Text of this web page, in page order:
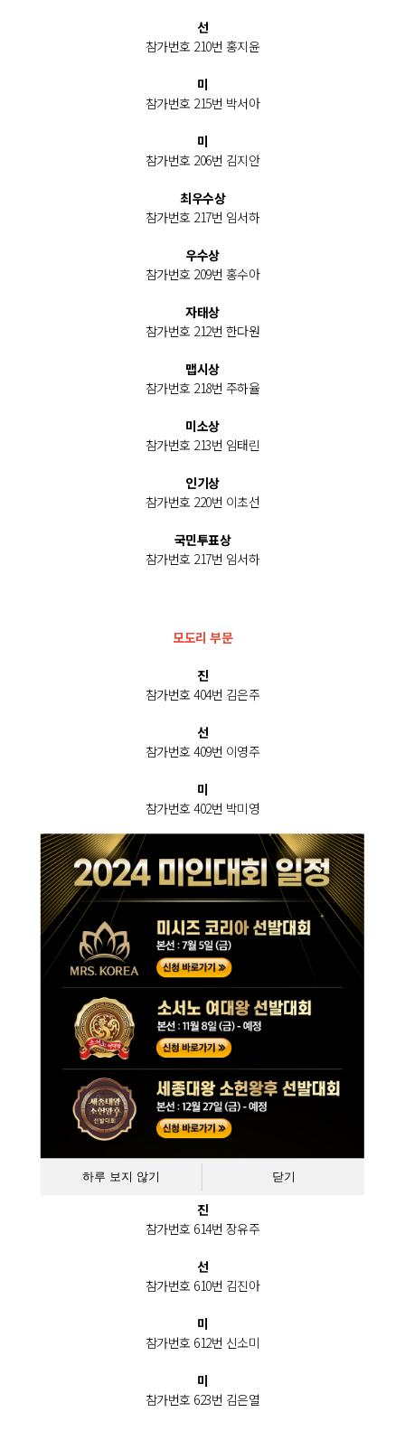
선
참가번호 210번 홍지윤
미
참가번호 215번 박서아
미
참가번호 206번 김지안
최우수상
참가번호 217번 임서하
우수상
참가번호 209번 홍수아
자태상
참가번호 212번 한다원
맵시상
참가번호 218번 주하율
미소상
참가번호 213번 임태린
인기상
참가번호 220번 이초선
국민투표상
참가번호 217번 임서하
모도리 부문
진
참가번호 404번 김은주
선
참가번호 409번 이영주
미
참가번호 402번 박미영
참가번호 408번 유재연
최우수상
참가번호 401번 임소영
우수상
참가번호 411번 김임엽
엑소리젠 인플루언서상
참가번호 402번 박미영
국민투표상
참가번호 402번 박미영
진
참가번호 614번 장유주
선
참가번호 610번 김진아
미
참가번호 612번 신소미
미
참가번호 623번 김은열
하루 보지 않기 닫기